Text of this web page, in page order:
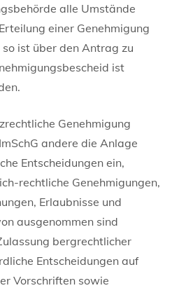
alle Umstände
einer Genehmigung
ist über den Antrag zu
ist
Genehmigung
andere die Anlage
Entscheidungen ein,
rechtliche Genehmigungen,
Erlaubnisse und
ausgenommen sind
bergrechtlicher
Entscheidungen auf
Vorschriften sowie